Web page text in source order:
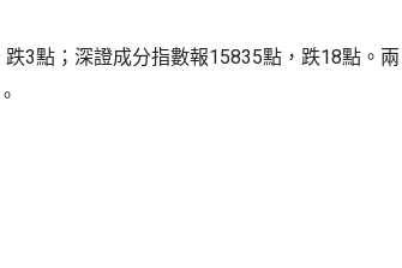
3點；深證成分指數報15835點，跌18點。兩